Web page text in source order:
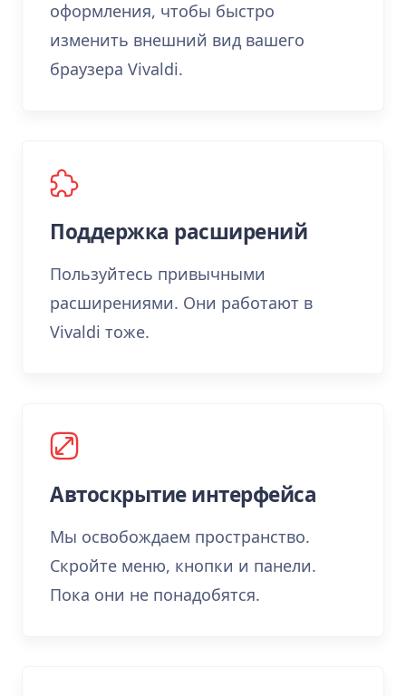
оформления, чтобы быстро
изменить внешний вид вашего
браузера Vivaldi.
Поддержка расширений
Пользуйтесь привычными
расширениями. Они работают в
Vivaldi тоже.
Автоскрытие интерфейса
Мы освобождаем пространство.
Скройте меню, кнопки и панели.
Пока они не понадобятся.